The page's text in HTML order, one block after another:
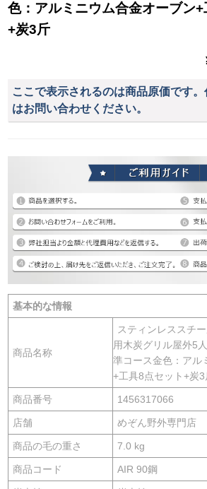
色：アルミニウム合金オーブン+
+炭3斤
ここで表示されるのは商品原価です
はお問い合わせください。
基本的な情報
商品名称
スティンレススチ
用木炭グリル屋外5
準コース金色：アル
+工具8点セット+炭3
商品番号 1456317066
店舗 めぞん野外専門店
商品の毛の重さ 7.0 kg
商品コード AIR 90鋼